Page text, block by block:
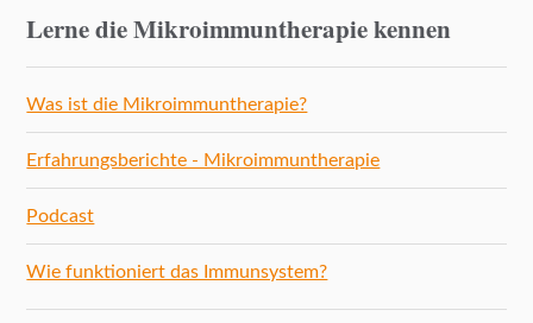
Lerne die Mikroimmuntherapie kennen
Was ist die Mikroimmuntherapie?
Erfahrungsberichte - Mikroimmuntherapie
Podcast
Wie funktioniert das Immunsystem?